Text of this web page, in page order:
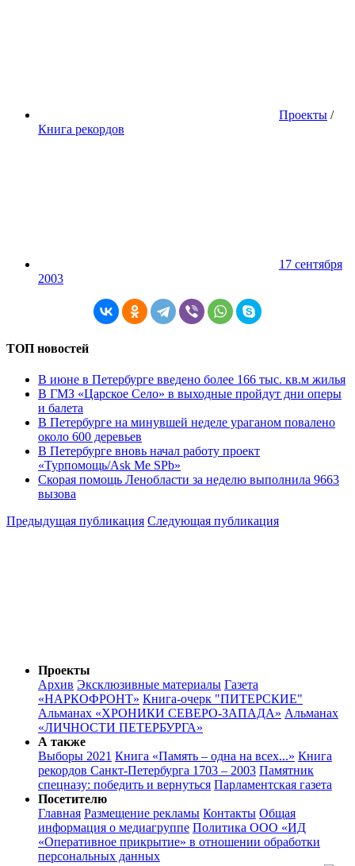
Проекты /
Книга рекордов
17 сентября
2003
ТОП новостей
В июне в Петербурге введено более 166 тыс. кв.м жилья
В ГМЗ «Царское Село» в выходные пройдут дни оперы
и балета
В Петербурге на минувшей неделе ураганом повалено
около 600 деревьев
В Петербурге вновь начал работу проект
«Турпомощь/Ask Me SPb»
Скорая помощь Ленобласти за неделю выполнила 9663
вызова
Предыдущая публикация Следующая публикация
Проекты
Архив Эксклюзивные материалы Газета
«НАРКОФРОНТ» Книга-очерк "ПИТЕРСКИЕ"
Альманах «ХРОНИКИ СЕВЕРО-ЗАПАДА» Альманах
«ЛИЧНОСТИ ПЕТЕРБУРГА»
А также
Выборы 2021 Книга «Память – одна на всех...» Книга
рекордов Санкт-Петербурга 1703 – 2003 Памятник
спецназу: победить и вернуться Парламентская газета
Посетителю
Главная Размещение рекламы Контакты Общая
информация о медиагруппе Политика ООО «ИД
«Оперативное прикрытие» в отношении обработки
персональных данных